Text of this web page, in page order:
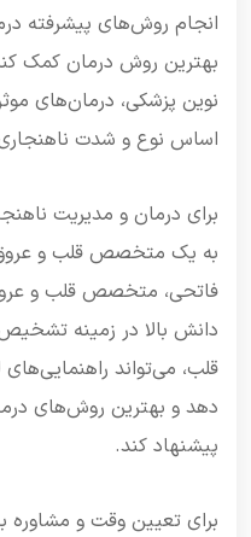
انجام روش‌های پیشرفته
بهترین روش درمان کمک
نوین پزشکی، درمان‌های موثر
اساس نوع و شدت
برای درمان و مدیریت
به یک متخصص قلب و
فاتحی، متخصص قلب و
دانش بالا در زمینه
قلب، می‌تواند راهنمایی‌های
دهد و بهترین روش‌های
پیشنهاد کند.
برای تعیین وقت و مشاوره